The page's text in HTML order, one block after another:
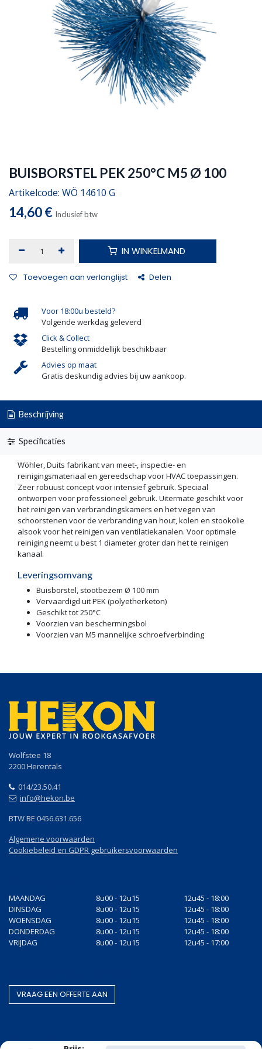
BUISBORSTEL PEK 250°C M5 Ø 100
Artikelcode: WÖ 14610 G
14,60€ Inclusief btw
IN WINKELMAND
Toevoegen aan verlanglijst Delen
Voor 18:00u besteld?
Volgende werkdag geleverd
Click & Collect
Bestelling onmiddellijk beschikbaar
Advies op maat
Gratis deskundig advies bij uw aankoop.
Beschrijving
Specificaties
Wöhler, Duits fabrikant van meet-, inspectie- en
reinigingsmateriaal en gereedschap voor HVAC toepassingen.
Zeer robuust concept voor intensief gebruik. Speciaal
ontworpen voor professioneel gebruik. Uitermate geschikt voor
het reinigen van verbrandingskamers en het vegen van
schoorstenen voor de verbranding van hout, kolen en stookolie
alsook voor het reinigen van ventilatiekanalen. Voor optimale
reiniging neemt u best 1 diameter groter dan het te reinigen
kanaal.
Leveringsomvang
Buisborstel, stootbezem Ø 100 mm
Vervaardigd uit PEK (polyetherketon)
Geschikt tot 250°C
Voorzien van beschermingsbol
Voorzien van M5 mannelijke schroefverbinding
Wolfstee 18
2200 Herentals
014/23.50.41
info@hekon.be
BTW BE 0456.631.656
Algemene voorwaarden
Cookiebeleid en GDPR gebruikersvoorwaarden
MAANDAG
DINSDAG
WOENSDAG
DONDERDAG
VRIJDAG
8u00 - 12u15
8u00 - 12u15
8u00 - 12u15
8u00 - 12u15
8u00 - 12u15
12u45 - 18:00
12u45 - 18:00
12u45 - 18:00
12u45 - 18:00
12u45 - 17:00
VRAAG EEN OF​​​​FERTE AAN
Gestandaardiseerde producten